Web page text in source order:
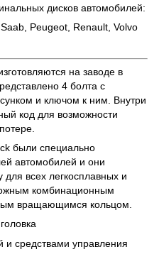
дисков автомобилей:
Peugeot, Renault, Volvo
на заводе в
4 болта с
и ключом к ним. Внутри
код для возможности
были специально
автомобилей и они
всех легкосплавных и
комбинационным
вращающимся кольцом.
и средствами управления